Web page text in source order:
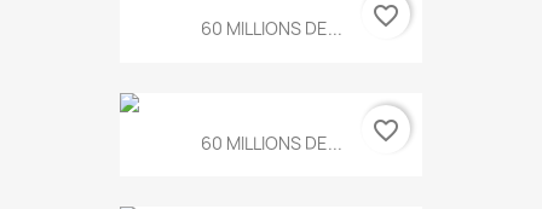
60 MILLIONS DE... favorite_border
60 MILLIONS DE... favorite_border